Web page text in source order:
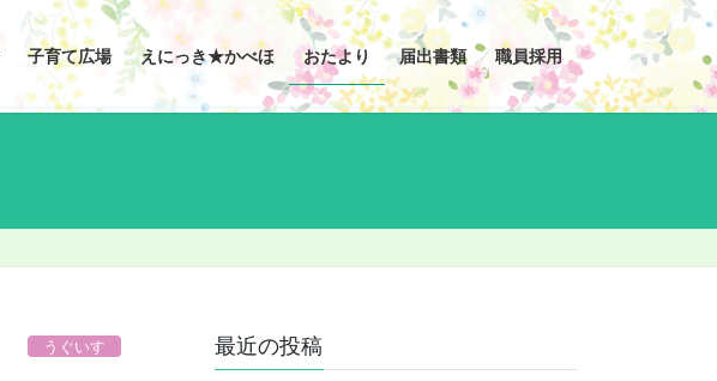
子育て広場 えにっき★かべほ おたより 届出書類 職員採用
うぐいす 最近の投稿